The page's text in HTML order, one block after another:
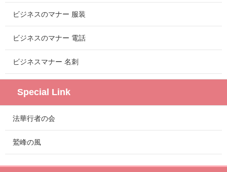
ビジネスのマナー 服装
ビジネスのマナー 電話
ビジネスマナー 名刺
Special Link
法華行者の会
鷲峰の風